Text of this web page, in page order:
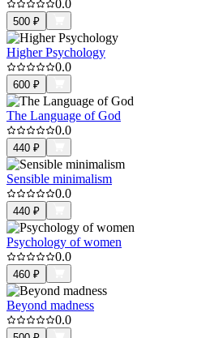
0.0
500 ₽
Higher Psychology
0.0
600 ₽
The Language of God
0.0
440 ₽
Sensible minimalism
0.0
440 ₽
Psychology of women
0.0
460 ₽
Beyond madness
0.0